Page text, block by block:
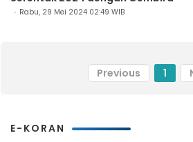
Rabu, 29 Mei 2024 02:49 WIB
Previous 1
E-KORAN